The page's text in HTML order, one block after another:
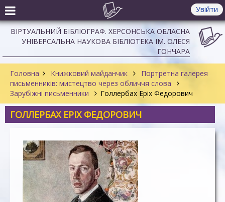
Увійти
ВІРТУАЛЬНИЙ БІБЛІОГРАФ. ХЕРСОНСЬКА ОБЛАСНА
УНІВЕРСАЛЬНА НАУКОВА БІБЛІОТЕКА ІМ. ОЛЕСЯ
ГОНЧАРА
Головна Книжковий майданчик
Портретна галерея
письменників: мистецтво через обличчя слова
Зарубіжні письменники
Голлербах Еріх Федорович
ГОЛЛЕРБАХ ЕРІХ ФЕДОРОВИЧ